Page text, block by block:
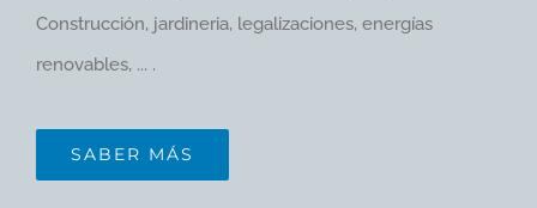
Construcción, jardineria, legalizaciones, energías
renovables, ... .
SABER MÁS